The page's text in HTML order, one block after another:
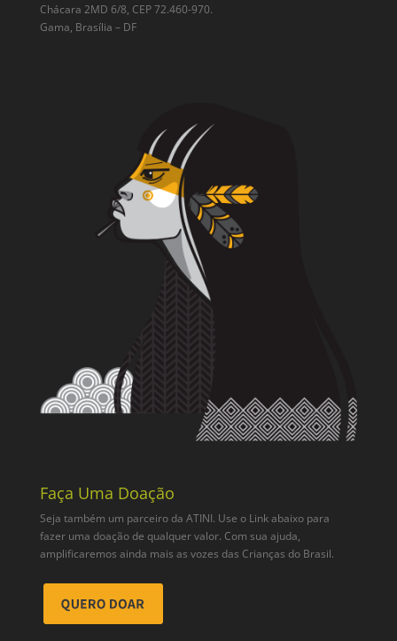
Chácara 2MD 6/8, CEP 72.460-970.
Gama, Brasília – DF
Faça Uma Doação
Seja também um parceiro da ATINI. Use o Link abaixo para
fazer uma doação de qualquer valor. Com sua ajuda,
amplificaremos ainda mais as vozes das Crianças do Brasil.